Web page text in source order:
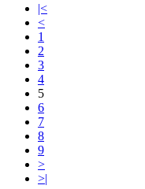
|<
<
1
2
3
4
5
6
7
8
9
>
>|